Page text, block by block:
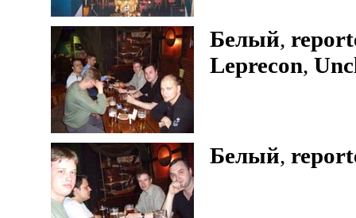
Белый,
Leprecon,
Белый,